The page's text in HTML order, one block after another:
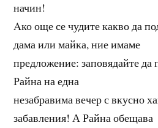
начин!
Aко още се чудите какво да
дама или майка, ние имаме
предложение: заповядайте да
Райна на една
незабравима вечер с вкусно
забавления! А Райна обещава